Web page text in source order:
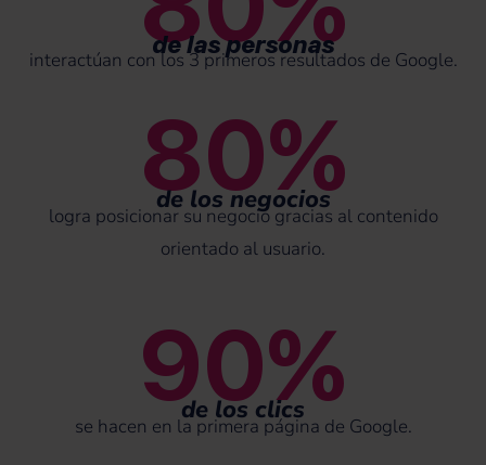
de las personas
interactúan con los 3 primeros resultados de Google.
80%
de los negocios
logra posicionar su negocio gracias al contenido
orientado al usuario.
90%
de los clics
se hacen en la primera página de Google.